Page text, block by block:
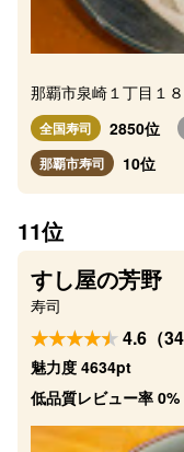
那覇市泉崎１丁目１
全国寿司
2850位
那覇市寿司 10位
11位
すし屋の芳野
寿司
4.6（34
魅力度 4634pt
低品質レビュー率 0%